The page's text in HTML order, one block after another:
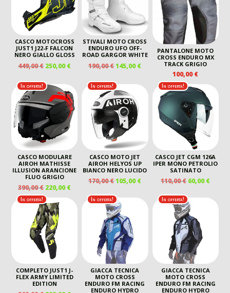
CASCO MOTOCROSS
JUST1 J22-F FALCON
NERO GIALLO GLOSS
449,00€ IL
ORIGINALE
ERA:
449,00 €.
250,00€IL
ATTUALE
È:
250,00 €.
STIVALI MOTO CROSS
ENDURO UFO OFF-
ROAD GARGOR WHITE
190,00€IL
ORIGINALE
ERA:
190,00 €.
145,00€IL
ATTUALE
È:
145,00 €.
PANTALONE MOTO
CROSS ENDURO MX
TRACK GRIGIO
100,00€
In offerta!
CASCO MODULARE
AIROH MATHISSE
ILLUSION ARANCIONE
FLUO GRIGIO
390,00€ IL
PREZZO
ORIGINALE
ERA:
390,00 €.
220,00€IL
PREZZO
ATTUALE
In offerta!
CASCO MOTO JET
AIROH HELYOS UP
BIANCO NERO LUCIDO
170,00€IL
ORIGINALE
ERA:
170,00 €.
105,00€IL
ATTUALE
In offerta!
CASCO JET CGM 126A
IPER MONO PETROLIO
SATINATO
110,00€ IL
ORIGINALE
ERA:
110,00 €.
60,00€IL
In offerta!
COMPLETO JUST1 J-
FLEX ARMY LIMITED
EDITION
In offerta!
GIACCA TECNICA
MOTO CROSS
ENDURO FM RACING
ENDURO HYDRO
In offerta!
GIACCA TECNICA
MOTO CROSS
ENDURO FM RACING
ENDURO HYDRO